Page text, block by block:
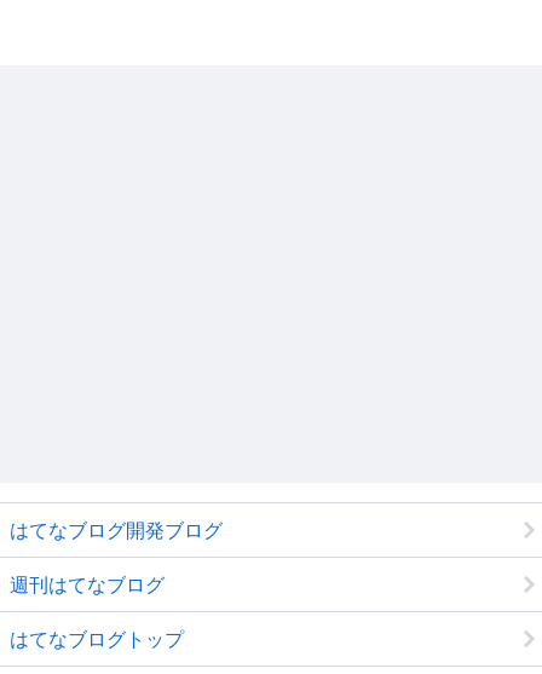
はてなブログ開発ブログ
週刊はてなブログ
はてなブログトップ